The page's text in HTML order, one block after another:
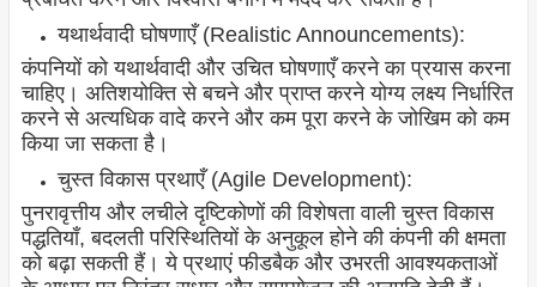
यथार्थवादी घोषणाएँ (Realistic Announcements):
कंपनियों को यथार्थवादी और उचित घोषणाएँ करने का प्रयास करना
चाहिए। अतिशयोक्ति से बचने और प्राप्त करने योग्य लक्ष्य निर्धारित
करने से अत्यधिक वादे करने और कम पूरा करने के जोखिम को कम
किया जा सकता है।
चुस्त विकास प्रथाएँ (Agile Development):
पुनरावृत्तीय और लचीले दृष्टिकोणों की विशेषता वाली चुस्त विकास
पद्धतियाँ, बदलती परिस्थितियों के अनुकूल होने की कंपनी की क्षमता
को बढ़ा सकती हैं। ये प्रथाएं फीडबैक और उभरती आवश्यकताओं